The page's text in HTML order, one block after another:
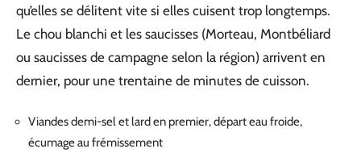
qu’elles se délitent vite si elles cuisent trop longtemps.
Le chou blanchi et les saucisses (Morteau, Montbéliard
ou saucisses de campagne selon la région) arrivent en
dernier, pour une trentaine de minutes de cuisson.
Viandes demi-sel et lard en premier, départ eau froide,
écumage au frémissement